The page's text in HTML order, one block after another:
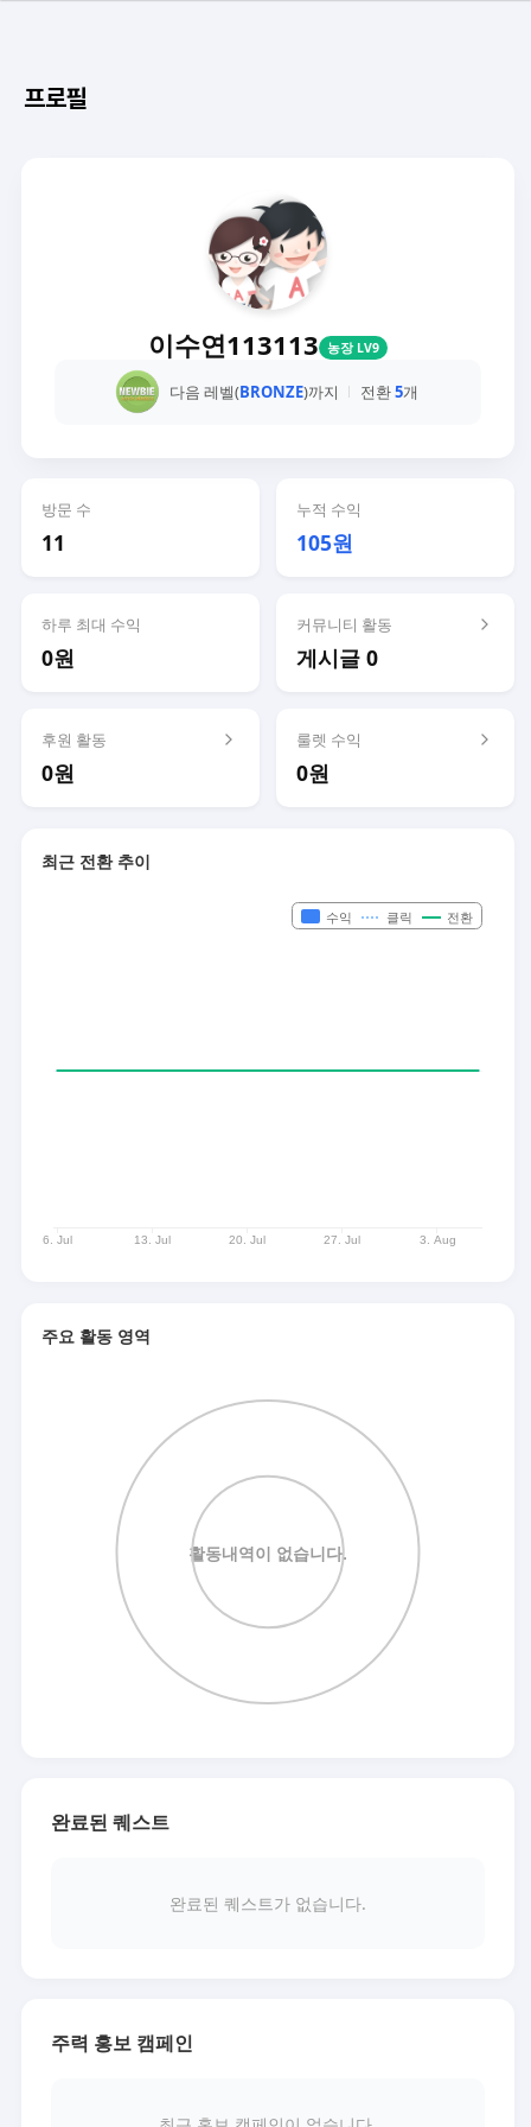
프로필
이수연113113 농장 LV9
다음 레벨(BRONZE)까지 전환5개
방문 수
11
누적 수익
105원
하루 최대 수익
0원
커뮤니티 활동
게시글 0
후원 활동
0원
룰렛 수익
0원
최근 전환 추이
주요 활동 영역
완료된 퀘스트
완료된 퀘스트가 없습니다.
주력 홍보 캠페인